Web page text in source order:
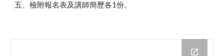
五、檢附報名表及講師簡歷各1份。